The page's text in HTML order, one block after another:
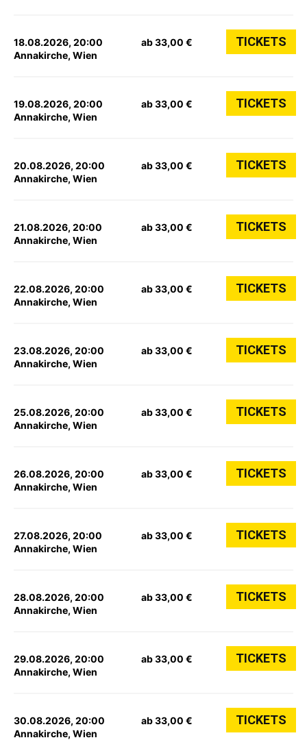
18.08.2026, 20:00
Annakirche, Wien
ab 33,00 € TICKETS
19.08.2026, 20:00
Annakirche, Wien
ab 33,00 € TICKETS
20.08.2026, 20:00
Annakirche, Wien
ab 33,00 € TICKETS
21.08.2026, 20:00
Annakirche, Wien
ab 33,00 € TICKETS
22.08.2026, 20:00
Annakirche, Wien
ab 33,00 € TICKETS
23.08.2026, 20:00
Annakirche, Wien
ab 33,00 € TICKETS
25.08.2026, 20:00
Annakirche, Wien
ab 33,00 € TICKETS
26.08.2026, 20:00
Annakirche, Wien
ab 33,00 € TICKETS
27.08.2026, 20:00
Annakirche, Wien
ab 33,00 € TICKETS
28.08.2026, 20:00
Annakirche, Wien
ab 33,00 € TICKETS
29.08.2026, 20:00
Annakirche, Wien
ab 33,00 € TICKETS
30.08.2026, 20:00
Annakirche, Wien
ab 33,00 € TICKETS